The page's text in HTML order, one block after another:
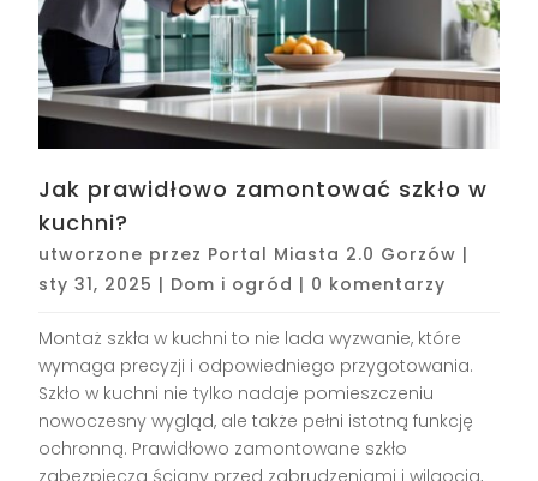
Jak prawidłowo zamontować szkło w
kuchni?
utworzone przez Portal Miasta 2.0 Gorzów |
sty 31, 2025 | Dom i ogród | 0 komentarzy
Montaż szkła w kuchni to nie lada wyzwanie, które
wymaga precyzji i odpowiedniego przygotowania.
Szkło w kuchni nie tylko nadaje pomieszczeniu
nowoczesny wygląd, ale także pełni istotną funkcję
ochronną. Prawidłowo zamontowane szkło
zabezpiecza ściany przed zabrudzeniami i wilgocią,